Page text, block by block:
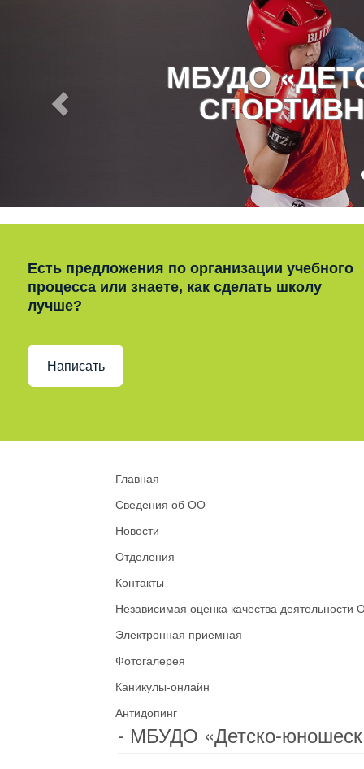
МБУДО
Есть предложения по организации учебного
процесса или знаете, как сделать школу
лучше?
Написать
Главная
Сведения об ОО
Новости
Отделения
Контакты
Независимая оценка качества деятельности
Электронная приемная
Фотогалерея
Каникулы-онлайн
Антидопинг
- МБУДО «Детско-